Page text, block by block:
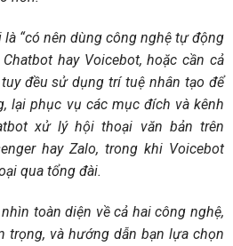
là “có nên dùng công nghệ tự động
hay Voicebot, hoặc cần cả
tuy đều sử dụng trí tuệ nhân tạo để
lại phục vụ các mục đích và kênh
xử lý hội thoại văn bản trên
hay Zalo, trong khi Voicebot
qua tổng đài.
toàn diện về cả hai công nghệ,
trọng, và hướng dẫn bạn lựa chọn